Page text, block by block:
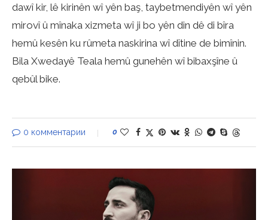
dawî kir, lê kirinên wî yên baş, taybetmendiyên wî yên
mirovî û mînaka xizmeta wî ji bo yên din dê di bîra
hemû kesên ku rûmeta naskirina wî dîtine de bimînin.
Bila Xwedayê Teala hemû gunehên wî bibaxşîne û
qebûl bike.
0 комментарии 0